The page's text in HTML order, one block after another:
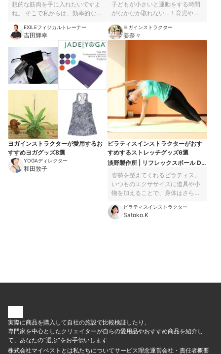
想的な筋肉を手に入れたいですよ
ね。 そこで私からは、効率的な筋
ルやサプリメントをご紹介しま
す！
EXILEフィジカルトレーナー
吉田輝幸
子どもが小さいと運動をする時間
がなかなか取れない…！育児や家
ちヨガを深めるグッズを紹介しま
す。 忙しい毎日の中で、スキマ時
ているとき、テレビをみていると
もありますよ。 私自身も妊娠中に
体重が12kg増えたのですが、出産
後に自宅で少しずつヨガをするこ
とでスルッと妊娠前の体重に戻す
ことができました。自分自身の身
体で試行錯誤しながら、本当に使
ヨガインストラクター
姜奈々
ヨガインストラクターが愛用するお
すすめヨガグッズ8選
YOGAディレクター
和田敦子
ピラティスインストラクターがおす
すめするストレッチグッズ6選
淡野製作所 | リフレックスボール D-
5965
姿勢を整えてくれるピラティス。
いつものエクササイズに道具や小
物を加えることで、身体はさらに
新鮮な空気をたくさん取り込むこ
とができます。効果的なワークア
ら、オイルマッサージでケアをす
た。ぜひ参考になさってくださ
い！
ピラティスインストラクター
Satoko.K
実際に商品を購入して自社の施設で比較検証したり、
専門家を中心としたクリエイターが自らの愛用品やおすすめ商品を紹介し
て、あなたの“選ぶ”をお手伝いします
株式会社マイベストとは私たちについてサービス理念運営会社・責任者概要